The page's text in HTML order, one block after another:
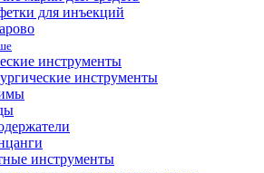
для инъекций
инструменты
инструменты
инструменты